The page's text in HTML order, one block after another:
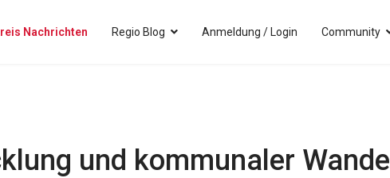
Nachrichten Regio Blog Anmeldung / Login Community
und kommunaler Wandel